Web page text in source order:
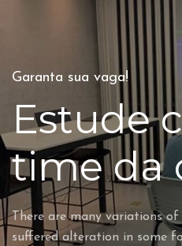
Garanta sua vaga!
Estude
time da
There are many variations
suffered alteration in some